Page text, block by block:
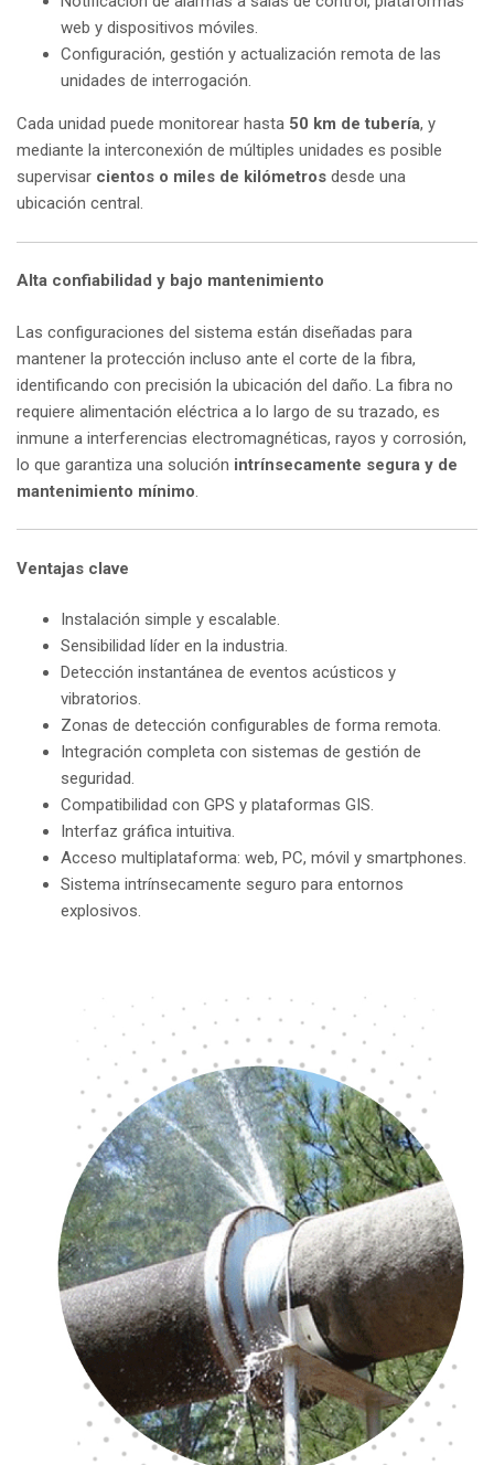
web y dispositivos móviles.
Configuración, gestión y actualización remota de las
unidades de interrogación.
Cada unidad puede monitorear hasta 50 km de tubería, y
mediante la interconexión de múltiples unidades es posible
supervisar cientos o miles de kilómetros desde una
ubicación central.
Alta confiabilidad y bajo mantenimiento
Las configuraciones del sistema están diseñadas para
mantener la protección incluso ante el corte de la fibra,
identificando con precisión la ubicación del daño. La fibra no
requiere alimentación eléctrica a lo largo de su trazado, es
inmune a interferencias electromagnéticas, rayos y corrosión,
lo que garantiza una solución intrínsecamente segura y de
mantenimiento mínimo
Ventajas clave
Instalación simple y escalable.
Sensibilidad líder en la industria.
Detección instantánea de eventos acústicos y
vibratorios.
Zonas de detección configurables de forma remota.
Integración completa con sistemas de gestión de
seguridad.
Compatibilidad con GPS y plataformas GIS.
Interfaz gráfica intuitiva.
Acceso multiplataforma: web, PC, móvil y smartphones.
Sistema intrínsecamente seguro para entornos
explosivos.